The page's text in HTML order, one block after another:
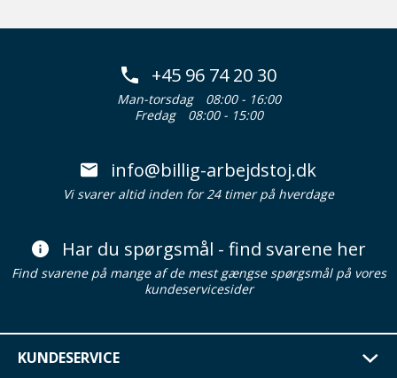
+45 96 74 20 30
Man-torsdag
08:00 - 16:00
Fredag
08:00 - 15:00
info@billig-arbejdstoj.dk
Vi svarer altid inden for 24 timer på hverdage
Har du spørgsmål - find svarene her
Find svarene på mange af de mest gængse spørgsmål på vores
kundeservicesider
KUNDESERVICE